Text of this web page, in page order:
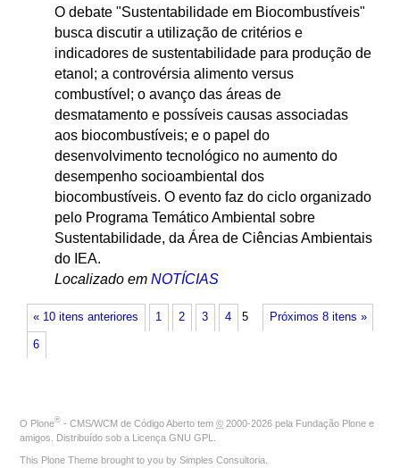
O debate "Sustentabilidade em Biocombustíveis"
busca discutir a utilização de critérios e
indicadores de sustentabilidade para produção de
etanol; a controvérsia alimento versus
combustível; o avanço das áreas de
desmatamento e possíveis causas associadas
aos biocombustíveis; e o papel do
desenvolvimento tecnológico no aumento do
desempenho socioambiental dos
biocombustíveis. O evento faz do ciclo organizado
pelo Programa Temático Ambiental sobre
Sustentabilidade, da Área de Ciências Ambientais
do IEA.
Localizado em NOTÍCIAS
« 10 itens anteriores Próximos 8 itens »
1 2 3 4 5
6
O Plone® - CMS/WCM de Código Aberto tem © 2000-2026 pela Fundação Plone e
amigos. Distribuído sob a Licença GNU GPL
This Plone Theme brought to you by Simples Consultoria